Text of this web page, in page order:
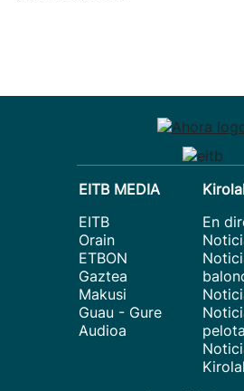
EITB MEDIA
EITB
Orain
ETBON
Gaztea
Makusi
Guau - Gure
Audioa
En
pelota